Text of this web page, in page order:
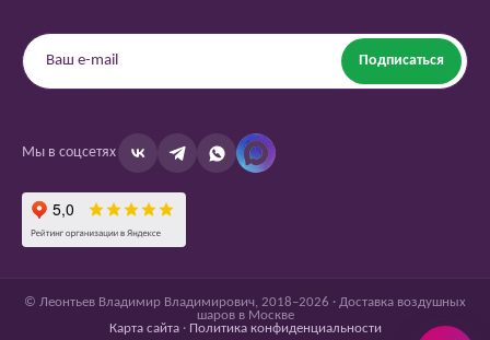
Подписаться
Мы в соцсетях
© Леонтьев Владимир Владимирович, 2018–2026 · Доставка воздушных
шаров в Москве
Карта сайта· Политика конфиденциальности